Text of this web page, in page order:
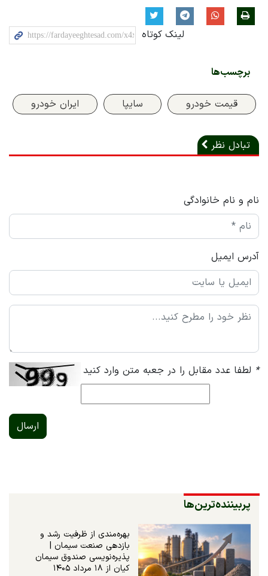
لینک کوتاه
برچسب‌ها
قیمت خودرو سایپا ایران خودرو
تبادل نظر
نام و نام خانوادگی
آدرس ایمیل
* لطفا عدد مقابل را در جعبه متن وارد کنید
ارسال
پربیننده‌ترین‌ها
بهره‌مندی از ظرفیت رشد و
بازدهی صنعت سیمان |
پذیره‌نویسی صندوق سیمان
کیان از ۱۸ مرداد ۱۴۰۵